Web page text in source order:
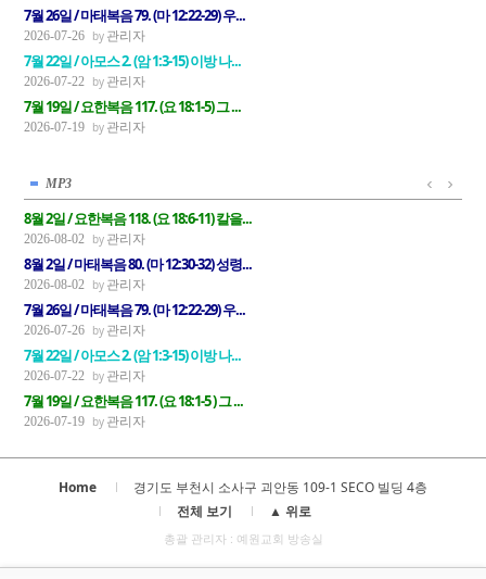
7월 26일 / 마태복음 79. (마 12:22-29) 우...
2026-07-26 관리자
7월 22일 / 아모스 2. (암 1:3-15) 이방 나...
2026-07-22 관리자
7월 19일 / 요한복음 117. (요 18:1-5) 그 ...
2026-07-19 관리자
MP3
8월 2일 / 요한복음 118. (요 18:6-11) 칼을...
2026-08-02 관리자
8월 2일 / 마태복음 80. (마 12:30-32) 성령...
2026-08-02 관리자
7월 26일 / 마태복음 79. (마 12:22-29) 우...
2026-07-26 관리자
7월 22일 / 아모스 2. (암 1:3-15) 이방 나...
2026-07-22 관리자
7월 19일 / 요한복음 117. (요 18:1-5 ) 그 ...
2026-07-19 관리자
Home
경기도 부천시 소사구 괴안동 109-1 SECO 빌딩 4층
전체 보기
▲ 위로
총괄 관리자 : 예원교회 방송실